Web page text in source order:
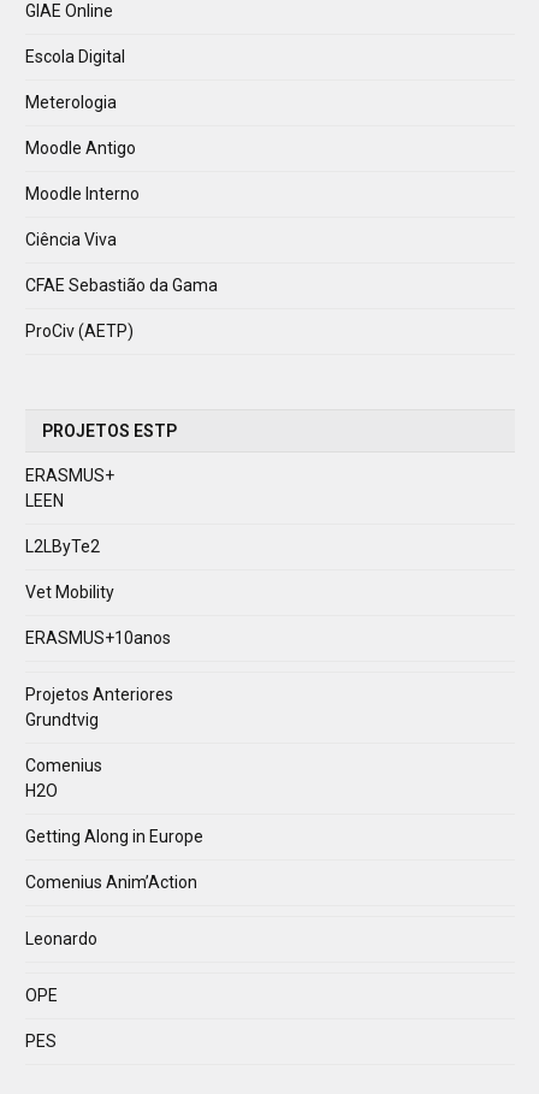
GIAE Online
Escola Digital
Meterologia
Moodle Antigo
Moodle Interno
Ciência Viva
CFAE Sebastião da Gama
ProCiv (AETP)
PROJETOS ESTP
ERASMUS+
LEEN
L2LByTe2
Vet Mobility
ERASMUS+10anos
Projetos Anteriores
Grundtvig
Comenius
H2O
Getting Along in Europe
Comenius Anim’Action
Leonardo
OPE
PES